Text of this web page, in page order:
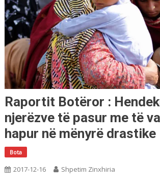
Raportit Botëror :
njerëzve të pasur me të
hapur në mënyrë drastike
Bota
2017-12-16 Shpetim Zinxhiria